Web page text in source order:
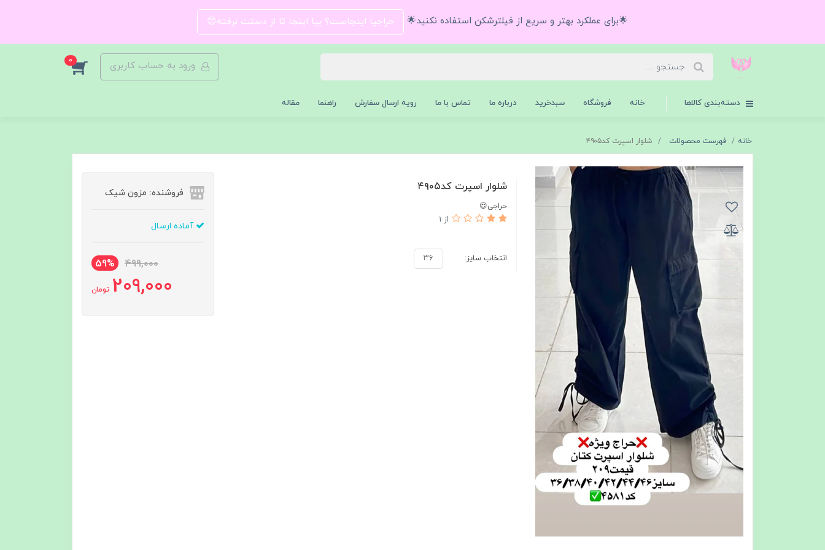
🌟برای عملکرد بهتر و سریع از فیلترشکن استفاده نکنید🌟 حراجیا اینجاست؟ بیا اینجا تا از دستت نرفته😍
ورود به حساب کاربری 0
دسته‌بندی کالاها خانه فروشگاه سبدخرید درباره ما تماس با ما رویه ارسال سفارش راهنما مقاله
خانه فهرست محصولات شلوار اسپرت کد۴۹۰۵
شلوار اسپرت کد۴۹۰۵
حراجی😍
از 1
انتخاب سایز: ۳۶
فروشنده: مزون شیک
آماده ارسال
499,000
59%
209,000 تومان